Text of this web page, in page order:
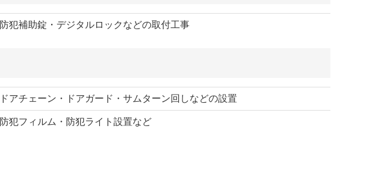
防犯補助錠・デジタルロックなどの取付工事
ドアチェーン・ドアガード・サムターン回しなどの設置
防犯フィルム・防犯ライト設置など